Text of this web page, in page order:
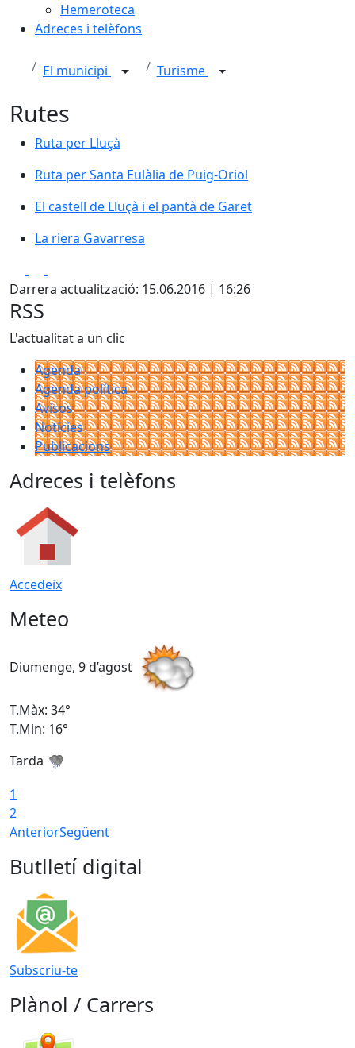
Hemeroteca
Adreces i telèfons
El municipi Turisme
Rutes
Ruta per Lluçà
Ruta per Lluçà
Ruta per Santa Eulàlia de Puig-Oriol
Ruta per Santa Eulàlia de Puig-Oriol
El castell de Lluçà i el pantà de Garet
El castell de Lluçà i el pantà de Garet
La riera Gavarresa
La riera Gavarresa
Darrera actualització: 15.06.2016 | 16:26
RSS
L'actualitat a un clic
Agenda
Agenda política
Avisos
Notícies
Publicacions
Adreces i telèfons
Accedeix
Meteo
Diumenge, 9 d’agost
T.Màx: 34°
T.Min: 16°
Tarda
1
2
AnteriorSegüent
Butlletí digital
Subscriu-te
Plànol / Carrers